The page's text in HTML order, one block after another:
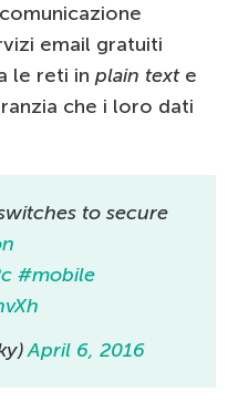
email gratuiti
le reti in plain texte
che i loro dati
to secure
#mobile
April 6, 2016